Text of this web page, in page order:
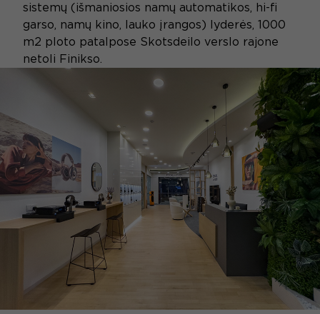
sistemų (išmaniosios namų automatikos, hi-fi
garso, namų kino, lauko įrangos) lyderės, 1000
m2 ploto patalpose Skotsdeilo verslo rajone
netoli Finikso.